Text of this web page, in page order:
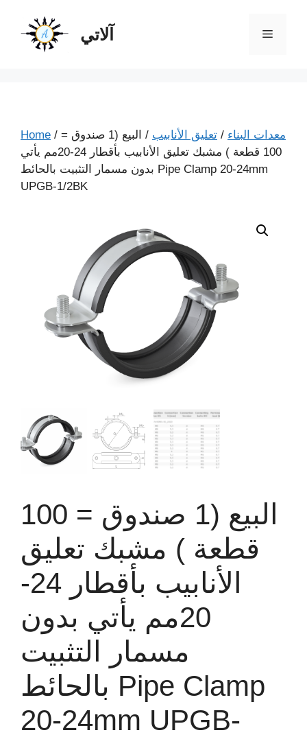
آلاتي
Home / معدات البناء / تعليق الأنابيب
/ البيع (1 صندوق =
100 قطعة ) مشبك تعليق الأنابيب بأقطار 24-20مم يأتي
بدون مسمار التثبيت بالحائط Pipe Clamp 20-24mm
UPGB-1/2BK
البيع (1 صندوق = 100
قطعة ) مشبك تعليق
الأنابيب بأقطار 24-
20مم يأتي بدون
مسمار التثبيت
بالحائط Pipe Clamp
20-24mm UPGB-